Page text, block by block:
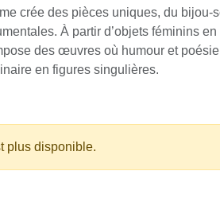
crée des pièces uniques, du bijou-
À partir d’objets féminins
des œuvres où humour et
en figures singulières.
plus disponible.